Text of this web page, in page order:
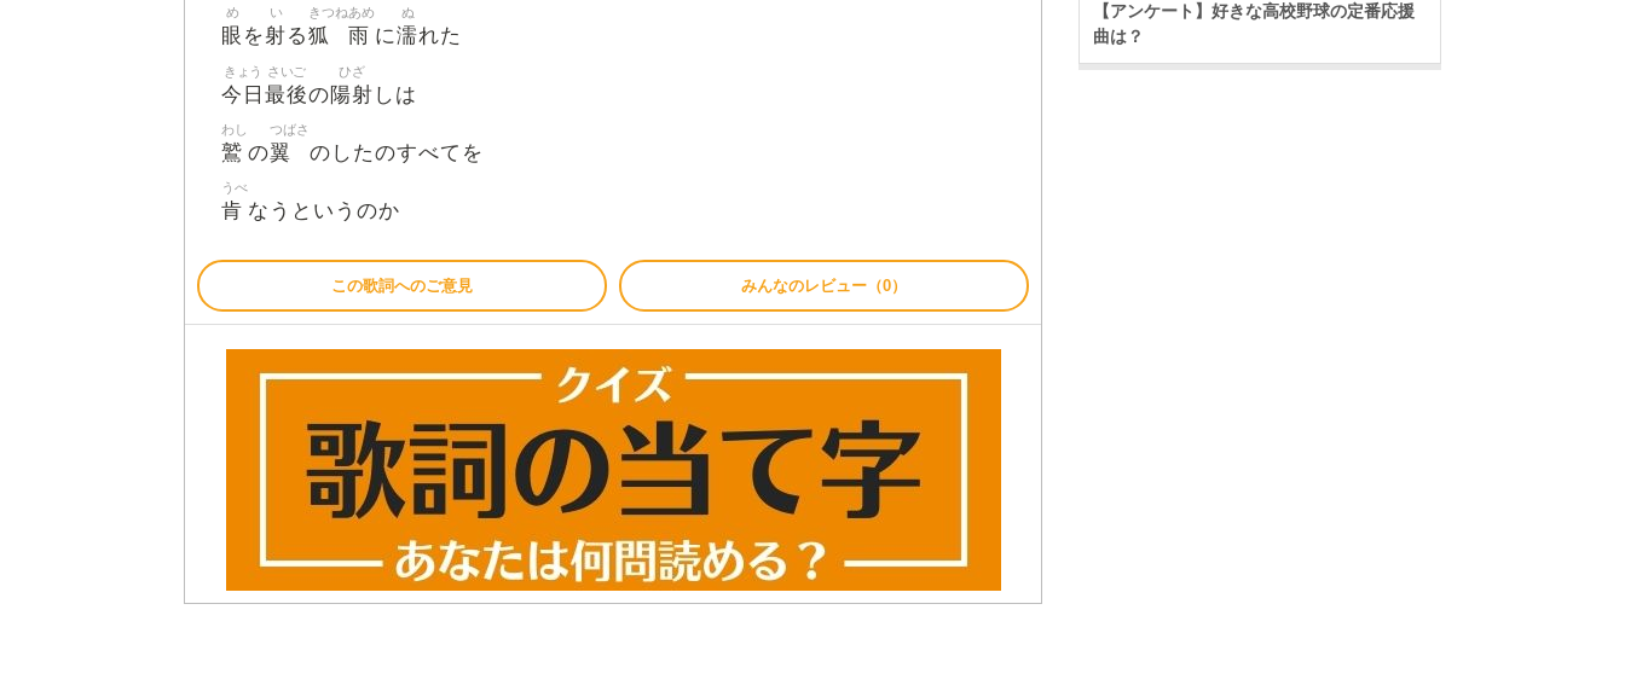
眼
め
を射
い
る狐
きつね
雨
あめ
に濡
ぬ
れた
今日
きょう
最後
さいご
の陽射
ひざ
しは
鷲
わし
の翼
つばさ
のしたのすべてを
肯
うべ
なうというのか
この歌詞へのご意見 みんなのレビュー（0）
【アンケート】好きな高校野球の定番応援
曲は？